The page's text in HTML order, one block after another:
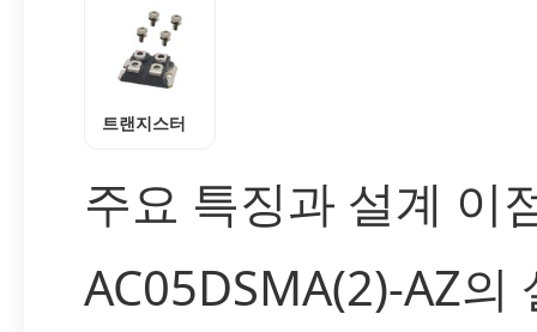
트랜지스터
주요 특징과 설계 이
AC05DSMA(2)-AZ의